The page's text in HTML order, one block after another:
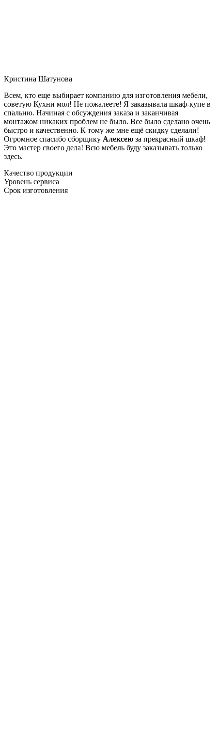
Кристина Шатунова
Всем, кто еще выбирает компанию для изготовления мебели,
советую Кухни мол! Не пожалеете! Я заказывала шкаф-купе в
спальню. Начиная с обсуждения заказа и заканчивая
монтажом никаких проблем не было. Все было сделано очень
быстро и качественно. К тому же мне ещё скидку сделали!
Огромное спасибо сборщику Алексею за прекрасный шкаф!
Это мастер своего дела! Всю мебель буду заказывать только
здесь.
Качество продукции
Уровень сервиса
Срок изготовления